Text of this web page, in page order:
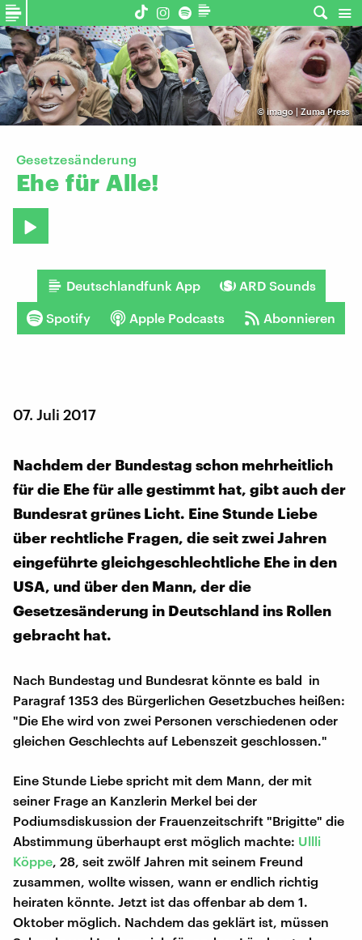
© imago | Zuma Press
Gesetzesänderung
Ehe für Alle!
Deutschlandfunk App ARD Sounds
Spotify Apple Podcasts Abonnieren
07. Juli 2017
Nachdem der Bundestag schon mehrheitlich
für die Ehe für alle gestimmt hat, gibt auch der
Bundesrat grünes Licht. Eine Stunde Liebe
über rechtliche Fragen, die seit zwei Jahren
eingeführte gleichgeschlechtliche Ehe in den
USA, und über den Mann, der die
Gesetzesänderung in Deutschland ins Rollen
gebracht hat.
Nach Bundestag und Bundesrat könnte es bald in
Paragraf 1353 des Bürgerlichen Gesetzbuches heißen:
"Die Ehe wird von zwei Personen verschiedenen oder
gleichen Geschlechts auf Lebenszeit geschlossen."
Eine Stunde Liebe spricht mit dem Mann, der mit
seiner Frage an Kanzlerin Merkel bei der
Podiumsdiskussion der Frauenzeitschrift "Brigitte" die
Abstimmung überhaupt erst möglich machte: Ullli
Köppe , 28, seit zwölf Jahren mit seinem Freund
zusammen, wollte wissen, wann er endlich richtig
heiraten könnte. Jetzt ist das offenbar ab dem 1.
Oktober möglich. Nachdem das geklärt ist, müssen